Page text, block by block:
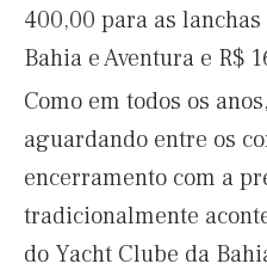
400,00 para as
Bahia e Aventura e R$
Como em todos os
aguardando entre os
encerramento com a
tradicionalmente
do Yacht Clube da